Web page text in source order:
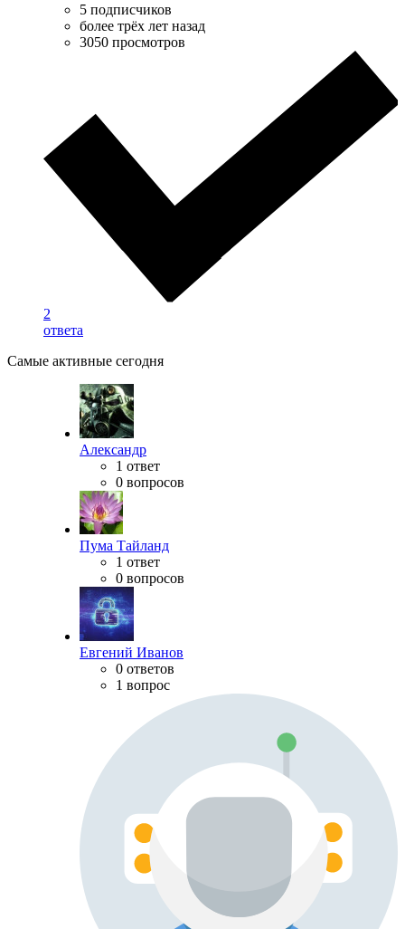
5 подписчиков
более трёх лет назад
3050 просмотров
2
ответа
Самые активные сегодня
Александр
1 ответ
0 вопросов
Пума Тайланд
1 ответ
0 вопросов
Евгений Иванов
0 ответов
1 вопрос